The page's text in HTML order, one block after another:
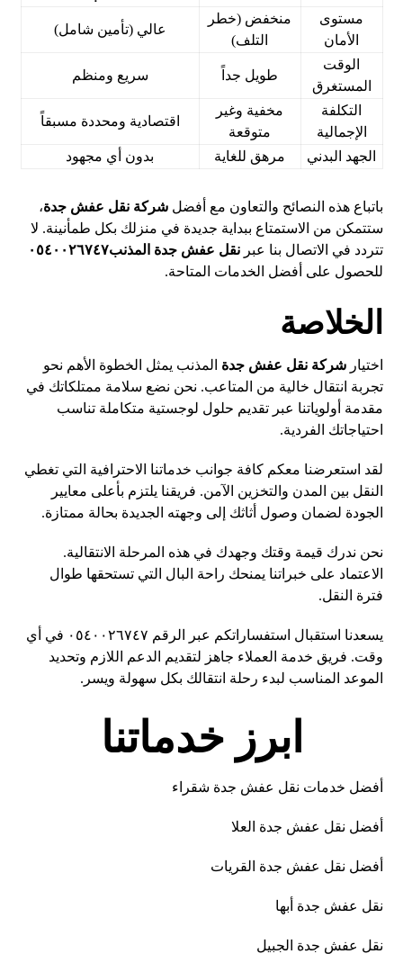
مستوى
الأمان
منخفض (خطر
التلف)
عالي (تأمين شامل)
الوقت
المستغرق
طويل جداً سريع ومنظم
التكلفة
الإجمالية
مخفية وغير
متوقعة
اقتصادية ومحددة مسبقاً
الجهد البدني مرهق للغاية بدون أي مجهود
باتباع هذه النصائح والتعاون مع أفضلشركة نقل عفش جدة،
ستتمكن من الاستمتاع ببداية جديدة في منزلك بكل طمأنينة. لا
تتردد في الاتصال بنا عبرنقل عفش جدة المذنب٠٥٤٠٠٢٦٧٤٧
للحصول على أفضل الخدمات المتاحة.
الخلاصة
اختيارشركة نقل عفش جدة المذنب يمثل الخطوة الأهم نحو
تجربة انتقال خالية من المتاعب. نحن نضع سلامة ممتلكاتك في
مقدمة أولوياتنا عبر تقديم حلول لوجستية متكاملة تناسب
احتياجاتك الفردية.
لقد استعرضنا معكم كافة جوانب خدماتنا الاحترافية التي تغطي
النقل بين المدن والتخزين الآمن. فريقنا يلتزم بأعلى معايير
الجودة لضمان وصول أثاثك إلى وجهته الجديدة بحالة ممتازة.
نحن ندرك قيمة وقتك وجهدك في هذه المرحلة الانتقالية.
الاعتماد على خبراتنا يمنحك راحة البال التي تستحقها طوال
فترة النقل.
يسعدنا استقبال استفساراتكم عبر الرقم ٠٥٤٠٠٢٦٧٤٧ في أي
وقت. فريق خدمة العملاء جاهز لتقديم الدعم اللازم وتحديد
الموعد المناسب لبدء رحلة انتقالك بكل سهولة ويسر.
ابرز خدماتنا
أفضل خدمات نقل عفش جدة شقراء
أفضل نقل عفش جدة العلا
أفضل نقل عفش جدة القريات
نقل عفش جدة أبها
نقل عفش جدة الجبيل